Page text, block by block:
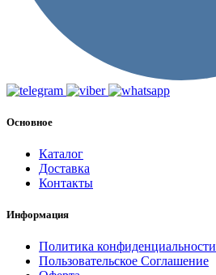
Основное
Каталог
Доставка
Контакты
Информация
Политика конфиденциальности
Пользовательское Соглашение